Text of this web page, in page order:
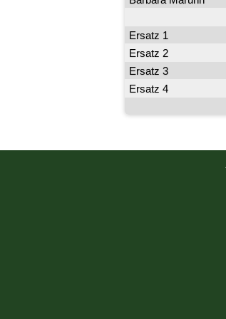
Ersatz 1
Ersatz 2
Ersatz 3
Ersatz 4